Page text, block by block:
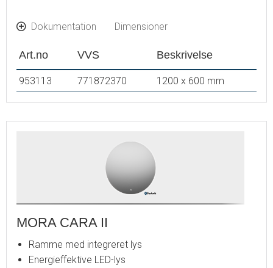
Dokumentation Dimensioner
Art.no VVS Beskrivelse
953113 771872370 1200 x 600 mm
MORA CARA II
Ramme med integreret lys
Energieffektive LED-lys